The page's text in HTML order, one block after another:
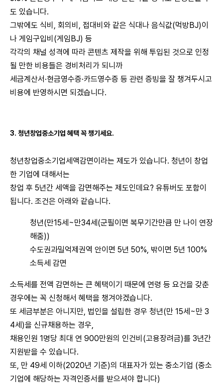
도 있습니다.
그밖에도 식비, 회의비, 접대비와 같은 식대나 음식값(먹방BJ)이
나 게임구입비(게임BJ) 등
각각의 채널 성격에 따라 콘텐츠 제작을 위해 투입된 것으로 인정
될 만한 비용들은 경비처리가 되니까
세금계산서·현금영수증·카드영수증 등 관련 증빙을 잘 챙겨두시고
비용에 반영하시면 되겠습니다.
3. 청년창업중소기업 혜택 꼭 챙기세요.
청년창업중소기업세액감면이라는 제도가 있습니다. 청년이 창업
한 기업에 대해서는
창업 후 5년간 세액을 감면해주는 제도인데요? 유튜버도 포함이
됩니다. 조건은 아래와 같습니다.
청년(만15세~만34세(군필이면 복무기간만큼 만 나이 연장
해줌))
수도권과밀억제권역 안이면 5년 50%, 밖이면 5년 100%
소득세 감면
소득세를 전액 감면하는 큰 혜택이기 때문에 연령 등 요건을 갖춘
경우에는 꼭 신청해서 혜택을 챙겨야겠습니다.
또 세금부분은 아니지만, 법인을 설립한 경우 청년(만 15세~만 3
4세)을 신규채용하는 경우,
채용인원 1명당 최대 연 900만원의 인건비(고용장려금)를 3년간
지원받을 수 있습니다.
또, 만 49세 이하(2020년 기준)의 대표자가 있는 중소기업 (중소
기업에 해당하는 자격인증서를 받으셔야 합니다)